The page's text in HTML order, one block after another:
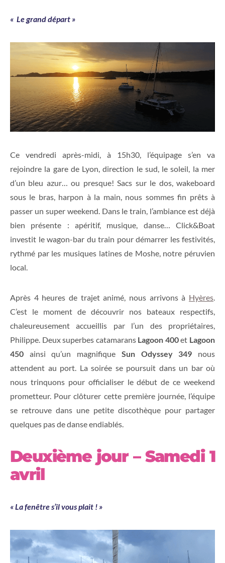
« Le grand départ »
Ce vendredi après-midi, à 15h30, l’équipage s’en va
rejoindre la gare de Lyon, direction le sud, le soleil, la mer
d’un bleu azur… ou presque! Sacs sur le dos, wakeboard
sous le bras, harpon à la main, nous sommes fin prêts à
passer un super weekend. Dans le train, l’ambiance est déjà
bien présente : apéritif, musique, danse… Click&Boat
investit le wagon-bar du train pour démarrer les festivités,
rythmé par les musiques latines de Moshe, notre péruvien
local.
Après 4 heures de trajet animé, nous arrivons à Hyères
C’est le moment de découvrir nos bateaux respectifs,
chaleureusement accueillis par l’un des propriétaires,
Philippe. Deux superbes catamarans Lagoon 400et Lagoon
450 ainsi qu’un magnifique Sun Odyssey 349 nous
attendent au port. La soirée se poursuit dans un bar où
nous trinquons pour officialiser le début de ce weekend
prometteur. Pour clôturer cette première journée, l’équipe
se retrouve dans une petite discothèque pour partager
quelques pas de danse endiablés.
Deuxième jour – Samedi 1
avril
« La fenêtre s’il vous plait ! »